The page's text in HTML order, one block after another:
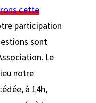
cette
participation
sont
Le
notre
à 14h,